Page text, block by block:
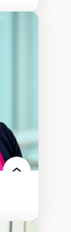
de
une